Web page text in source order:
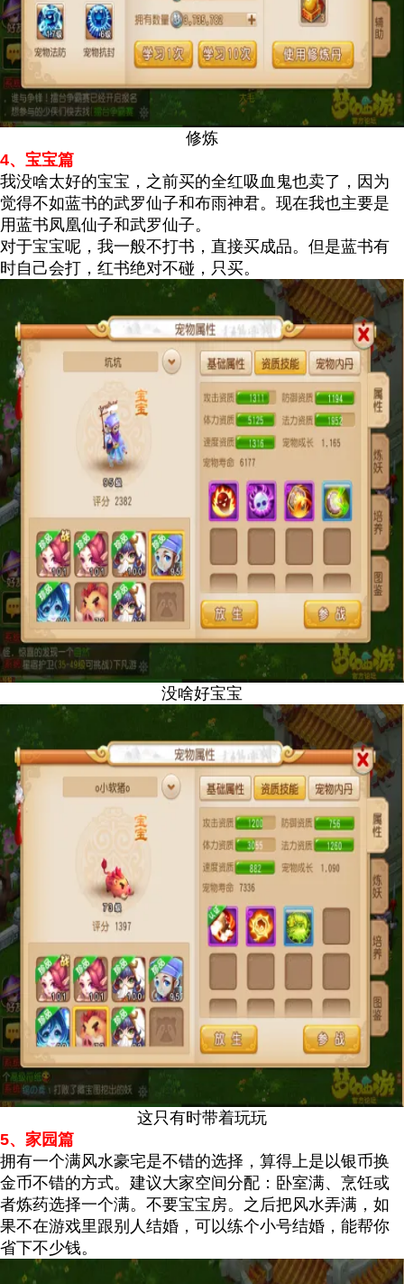
修炼
4、宝宝篇
我没啥太好的宝宝，之前买的全红吸血鬼也卖了，因为
觉得不如蓝书的武罗仙子和布雨神君。现在我也主要是
用蓝书凤凰仙子和武罗仙子。
对于宝宝呢，我一般不打书，直接买成品。但是蓝书有
时自己会打，红书绝对不碰，只买。
没啥好宝宝
这只有时带着玩玩
5、家园篇
拥有一个满风水豪宅是不错的选择，算得上是以银币换
金币不错的方式。建议大家空间分配：卧室满、烹饪或
者炼药选择一个满。不要宝宝房。之后把风水弄满，如
果不在游戏里跟别人结婚，可以练个小号结婚，能帮你
省下不少钱。